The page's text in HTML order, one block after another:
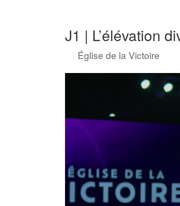
J1 | L’élévation
Église de la Victoire